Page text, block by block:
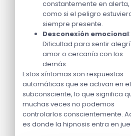
constantemente en alerta,
como si el peligro
siempre presente.
Desconexión emocional:
Dificultad para sentir
amor o cercanía con los
demás.
Estos síntomas son respuestas
automáticas que se activan en el
subconsciente, lo que significa
muchas veces no podemos
controlarlos conscientemente.
es donde la hipnosis entra en